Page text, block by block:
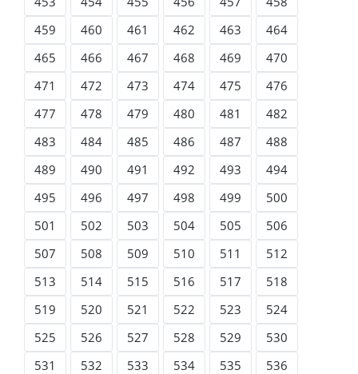
459
460 461 462 463
464
465
466 467 468 469
470
471
472 473 474 475
476
477
478 479 480 481
482
483
484 485 486 487
488
489
490 491 492 493
494
495
496 497 498 499
500
501
502 503 504 505
506
507
508 509 510 511
512
513
514 515 516 517
518
519
520 521 522 523
524
525
526 527 528 529
530
531
532 533 534 535
536